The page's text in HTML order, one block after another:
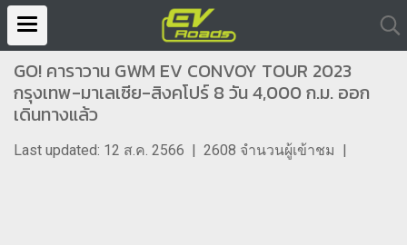
GO! คาราวาน GWM EV CONVOY TOUR 2023
กรุงเทพ-มาเลเซีย-สิงคโปร์ 8 วัน 4,000 ก.ม. ออก
เดินทางแล้ว
Last updated: 12 ส.ค. 2566 | 2608 จำนวนผู้เข้าชม |